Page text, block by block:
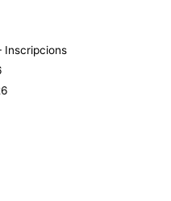
Inscripcions